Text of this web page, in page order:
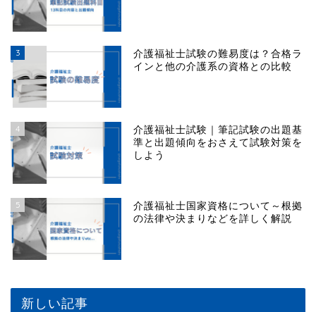
3
介護福祉士試験の難易度は？合格ラ
インと他の介護系の資格との比較
4
介護福祉士試験｜筆記試験の出題基
準と出題傾向をおさえて試験対策を
しよう
5
介護福祉士国家資格について～根拠
の法律や決まりなどを詳しく解説
新しい記事